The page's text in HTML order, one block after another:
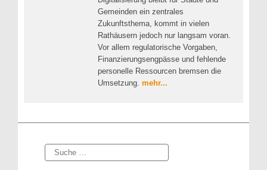
Gemeinden ein zentrales
Zukunftsthema, kommt in vielen
Rathäusern jedoch nur langsam voran.
Vor allem regulatorische Vorgaben,
Finanzierungsengpässe und fehlende
personelle Ressourcen bremsen die
Umsetzung. mehr...
Suche